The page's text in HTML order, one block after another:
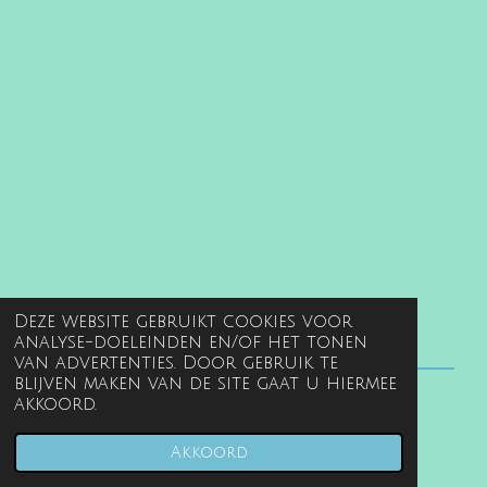
Deze website gebruikt cookies voor
analyse-doeleinden en/of het tonen
van advertenties. Door gebruik te
blijven maken van de site gaat u hiermee
akkoord.
Akkoord
© 2022 - 2026 www.gentille.nl
JouwWeb